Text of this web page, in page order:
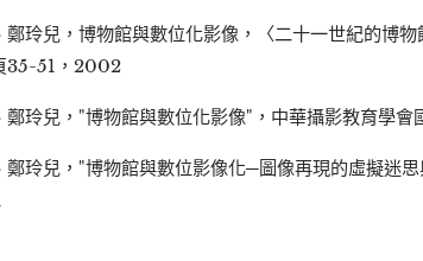
鄭玲兒，博物館與數位化影像，〈二十一世紀的博
35-51，2002
鄭玲兒，"博物館與數位化影像"，中華攝影教育學
鄭玲兒，"博物館與數位影像化─圖像再現的虛擬迷